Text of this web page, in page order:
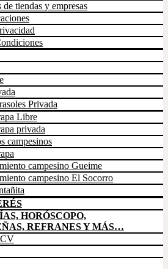
tiendas y empresas
Privada
Libre
privada
campesinos
campesino Gueime
campesino El Socorro
HORÓSCOPO,
REFRANES Y MÁS…